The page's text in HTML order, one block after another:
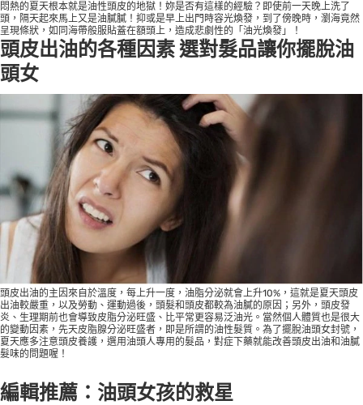
悶熱的夏天根本就是油性頭皮的地獄！妳是否有這樣的經驗？即使前一天晚上洗了
頭，隔天起來馬上又是油膩膩！抑或是早上出門時容光煥發，到了傍晚時，瀏海竟然
呈現條狀，如同海帶般服貼蓋在額頭上，造成悲劇性的「油光煥發」！
頭皮出油的各種因素 選對髮品讓你擺脫油
頭女
頭皮出油的主因來自於溫度，每上升一度，油脂分泌就會上升10%，這就是夏天頭皮
出油較嚴重，以及勞動、運動過後，頭髮和頭皮都較為油膩的原因；另外，頭皮發
炎、生理期前也會導致皮脂分泌旺盛、比平常更容易泛油光。當然個人體質也是很大
的變動因素，先天皮脂腺分泌旺盛者，即是所謂的油性髮質。為了擺脫油頭女封號，
夏天應多注意頭皮養護，選用油頭人專用的髮品，對症下藥就能改善頭皮出油和油膩
髮味的問題喔！
編輯推薦：油頭女孩的救星